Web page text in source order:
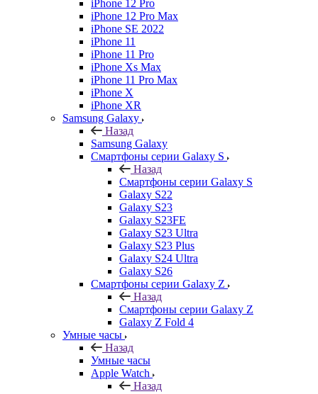
iPhone 12 Pro
iPhone 12 Pro Max
iPhone SE 2022
iPhone 11
iPhone 11 Pro
iPhone Xs Max
iPhone 11 Pro Max
iPhone X
iPhone XR
Samsung Galaxy
Назад
Samsung Galaxy
Смартфоны серии Galaxy S
Назад
Смартфоны серии Galaxy S
Galaxy S22
Galaxy S23
Galaxy S23FE
Galaxy S23 Ultra
Galaxy S23 Plus
Galaxy S24 Ultra
Galaxy S26
Смартфоны серии Galaxy Z
Назад
Смартфоны серии Galaxy Z
Galaxy Z Fold 4
Умные часы
Назад
Умные часы
Apple Watch
Назад